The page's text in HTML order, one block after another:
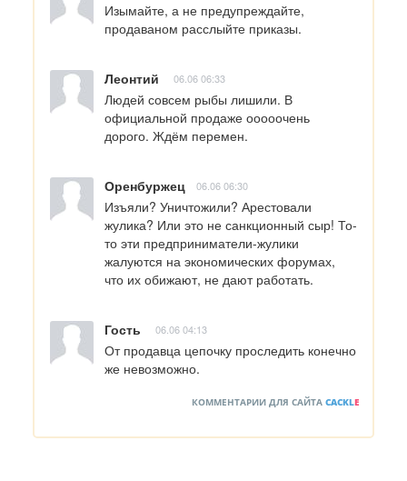
Изымайте, а не предупреждайте,
продаваном расслыйте приказы.
Леонтий 06.06 06:33
Людей совсем рыбы лишили. В
официальной продаже ооооочень
дорого. Ждём перемен.
Оренбуржец 06.06 06:30
Изъяли? Уничтожили? Арестовали
жулика? Или это не санкционный сыр! То-
то эти предприниматели-жулики
жалуются на экономических форумах,
что их обижают, не дают работать.
Гость 06.06 04:13
От продавца цепочку проследить конечно
же невозможно.
КОММЕНТАРИИ ДЛЯ САЙТА CACKLE